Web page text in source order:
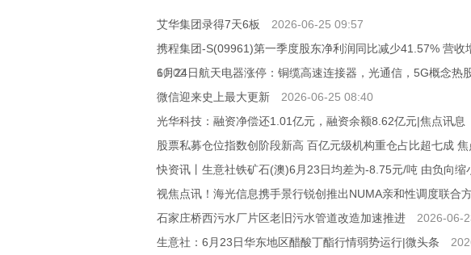
艾华集团录得7天6板
2026-06-25 09:57
携程集团-S(09961)第一季度股东净利润同比减少41.57% 营收
10:02
6月24日航天电器涨停：铜缆高速连接器，光通信，5G概念热
微信迎来史上最大更新
2026-06-25 08:40
光华科技：融资净偿还1.01亿元，融资余额8.62亿元|焦点讯息
股票私募仓位指数创阶段新高 百亿元级机构重仓占比超七成 焦
快资讯丨生意社铁矿石(澳)6月23日均差为-8.75元/吨 由负向缩
视焦点讯！海光信息携手景行锐创推出NUMA亲和性调度联合
石家庄桥西污水厂片区老旧污水管道改造加速推进
2026-06-
生意社：6月23日华东地区醋酸丁酯行情弱势运行|微头条